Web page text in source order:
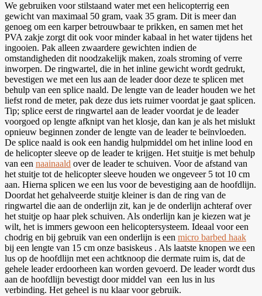
We gebruiken voor stilstaand water met een helicopterrig een
gewicht van maximaal 50 gram, vaak 35 gram. Dit is meer dan
genoeg om een karper betrouwbaar te prikken, en samen met het
PVA zakje zorgt dit ook voor minder kabaal in het water tijdens het
ingooien. Pak alleen zwaardere gewichten indien de
omstandigheden dit noodzakelijk maken, zoals stroming of verre
inworpen. De ringwartel, die in het inline gewicht wordt gedrukt,
bevestigen we met een lus aan de leader door deze te splicen met
behulp van een splice naald. De lengte van de leader houden we het
liefst rond de meter, pak deze dus iets ruimer voordat je gaat splicen.
Tip; splice eerst de ringwartel aan de leader voordat je de leader
voorgoed op lengte afknipt van het klosje, dan kan je als het mislukt
opnieuw beginnen zonder de lengte van de leader te beïnvloeden.
De splice naald is ook een handig hulpmiddel om het inline lood en
de helicopter sleeve op de leader te krijgen. Het stuitje is met behulp
van een naainaald over de leader te schuiven. Voor de afstand van
het stuitje tot de helicopter sleeve houden we ongeveer 5 tot 10 cm
aan. Hierna splicen we een lus voor de bevestiging aan de hoofdlijn.
Doordat het gehalveerde stuitje kleiner is dan de ring van de
ringwartel die aan de onderlijn zit, kan je de onderlijn achteraf over
het stuitje op haar plek schuiven. Als onderlijn kan je kiezen wat je
wilt, het is immers gewoon een helicoptersysteem. Ideaal voor een
chodrig en bij gebruik van een onderlijn is een micro barbed haak
bij een lengte van 15 cm onze basiskeus . Als laatste knopen we een
lus op de hoofdlijn met een achtknoop die dermate ruim is, dat de
gehele leader erdoorheen kan worden gevoerd. De leader wordt dus
aan de hoofdlijn bevestigt door middel van een lus in lus
verbinding. Het geheel is nu klaar voor gebruik.